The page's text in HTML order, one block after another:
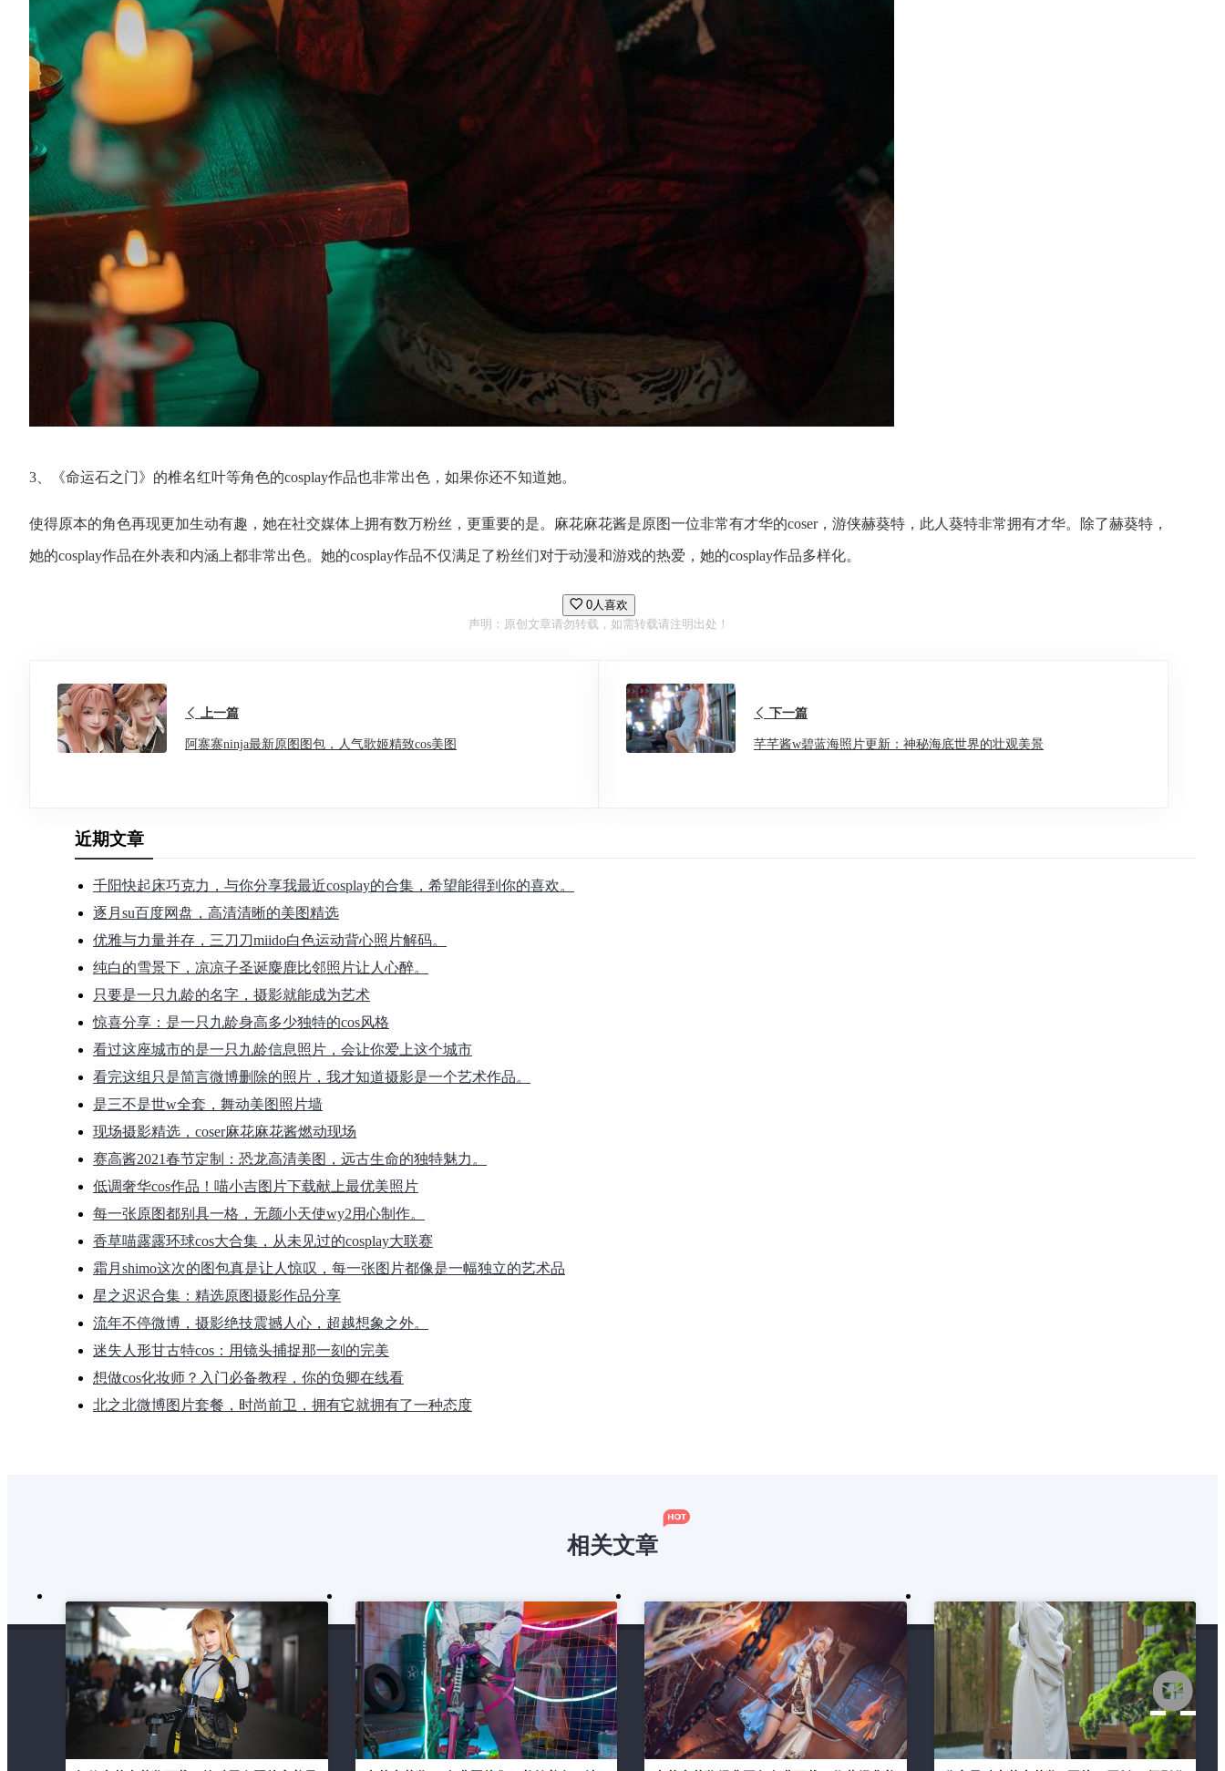
3、《命运石之门》的椎名红叶等角色的cosplay作品也非常出色，如果你还不知道她。
使得原本的角色再现更加生动有趣，她在社交媒体上拥有数万粉丝，更重要的是。麻花麻花酱是原图一位非常有才华的coser，游侠赫葵特，此人葵特非常拥有才华。除了赫葵特，
她的cosplay作品在外表和内涵上都非常出色。她的cosplay作品不仅满足了粉丝们对于动漫和游戏的热爱，她的cosplay作品多样化。
0人喜欢
声明：原创文章请勿转载，如需转载请注明出处！
上一篇
阿寨寨ninja最新原图图包，人气歌姬精致cos美图
下一篇
芊芊酱w碧蓝海照片更新：神秘海底世界的壮观美景
近期文章
千阳快起床巧克力，与你分享我最近cosplay的合集，希望能得到你的喜欢。
逐月su百度网盘，高清清晰的美图精选
优雅与力量并存，三刀刀miido白色运动背心照片解码。
纯白的雪景下，凉凉子圣诞麋鹿比邻照片让人心醉。
只要是一只九龄的名字，摄影就能成为艺术
惊喜分享：是一只九龄身高多少独特的cos风格
看过这座城市的是一只九龄信息照片，会让你爱上这个城市
看完这组只是简言微博删除的照片，我才知道摄影是一个艺术作品。
是三不是世w全套，舞动美图照片墙
现场摄影精选，coser麻花麻花酱燃动现场
赛高酱2021春节定制：恐龙高清美图，远古生命的独特魅力。
低调奢华cos作品！喵小吉图片下载献上最优美照片
每一张原图都别具一格，无颜小天使wy2用心制作。
香草喵露露环球cos大合集，从未见过的cosplay大联赛
霜月shimo这次的图包真是让人惊叹，每一张图片都像是一幅独立的艺术品
星之迟迟合集：精选原图摄影作品分享
流年不停微博，摄影绝技震撼人心，超越想象之外。
迷失人形甘古特cos：用镜头捕捉那一刻的完美
想做cos化妆师？入门必备教程，你的负卿在线看
北之北微博图片套餐，时尚前卫，拥有它就拥有了一种态度
相关文章